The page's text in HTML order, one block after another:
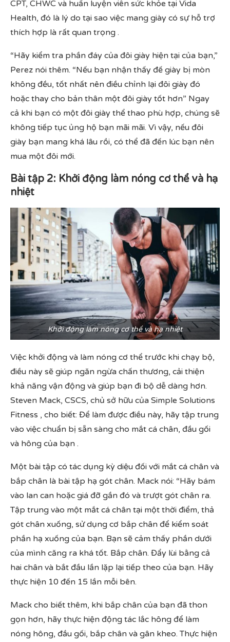
CPT, CHWC và huấn luyện viên sức khỏe tại Vida
Health, đó là lý do tại sao việc mang giày có sự hỗ trợ
thích hợp là rất quan trọng .
“Hãy kiểm tra phần đáy của đôi giày hiện tại của bạn,”
Perez nói thêm. “Nếu bạn nhận thấy đế giày bị mòn
không đều, tốt nhất nên điều chỉnh lại đôi giày đó
hoặc thay cho bản thân một đôi giày tốt hơn” Ngay
cả khi bạn có một đôi giày thể thao phù hợp, chúng sẽ
không tiếp tục ủng hộ bạn mãi mãi. Vì vậy, nếu đôi
giày bạn mang khá lâu rồi, có thể đã đến lúc bạn nên
mua một đôi mới.
Bài tập 2: Khởi động làm nóng cơ thể và hạ
nhiệt
Khởi động làm nóng cơ thể và hạ nhiệt
Việc khởi động và làm nóng cơ thể trước khi chạy bộ,
điều này sẽ giúp ngăn ngừa chấn thương, cải thiện
khả năng vận động và giúp bạn đi bộ dễ dàng hơn.
Steven Mack, CSCS, chủ sở hữu của Simple Solutions
Fitness , cho biết: Để làm được điều này, hãy tập trung
vào việc chuẩn bị sẵn sàng cho mắt cá chân, đầu gối
và hông của bạn .
Một bài tập có tác dụng kỳ diệu đối với mắt cá chân và
bắp chân là bài tập hạ gót chân. Mack nói: “Hãy bám
vào lan can hoặc giá đỡ gần đó và trượt gót chân ra.
Tập trung vào một mắt cá chân tại một thời điểm, thả
gót chân xuống, sử dụng cơ bắp chân để kiểm soát
phần hạ xuống của bạn. Bạn sẽ cảm thấy phần dưới
của mình căng ra khá tốt. Bắp chân. Đẩy lùi bằng cả
hai chân và bắt đầu lần lặp lại tiếp theo của bạn. Hãy
thực hiện 10 đến 15 lần mỗi bên.
Mack cho biết thêm, khi bắp chân của bạn đã thon
gọn hơn, hãy thực hiện động tác lắc hông để làm
nóng hông, đầu gối, bắp chân và gân kheo. Thực hiện